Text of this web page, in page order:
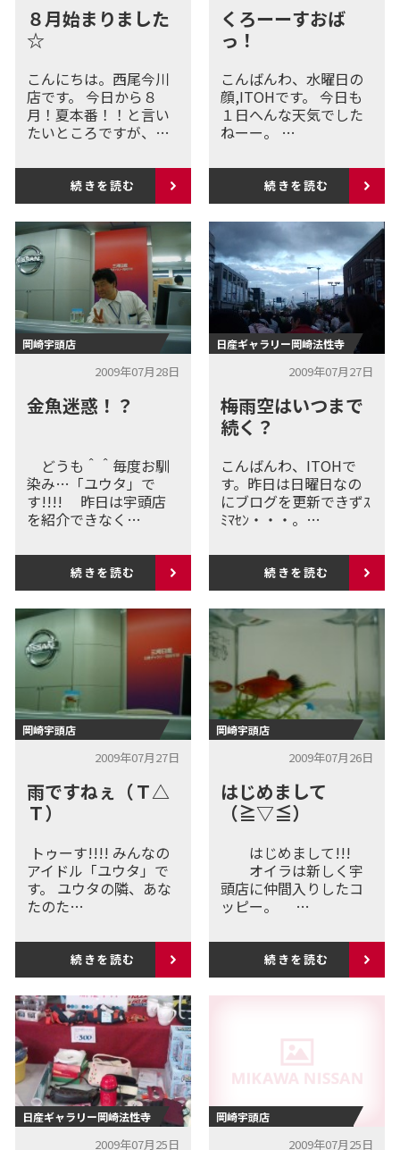
８月始まりました
☆
こんにちは。西尾今川
店です。 今日から８
月！夏本番！！と言い
たいところですが、…
続きを読む
くろーーすおば
っ！
こんばんわ、水曜日の
顔,ITOHです。 今日も
１日へんな天気でした
ねーー。 …
続きを読む
岡崎宇頭店
2009年07月28日
金魚迷惑！？
どうも＾＾毎度お馴
染み…「ユウタ」で
す!!!! 昨日は宇頭店
を紹介できなく…
続きを読む
日産ギャラリー岡崎法性寺
2009年07月27日
梅雨空はいつまで
続く？
こんばんわ、ITOHで
す。昨日は日曜日なの
にブログを更新できずｽ
ﾐﾏｾﾝ・・・。…
続きを読む
岡崎宇頭店
2009年07月27日
雨ですねぇ（Ｔ△
Ｔ）
トゥーす!!!! みんなの
アイドル「ユウタ」で
す。 ユウタの隣、あな
たのた…
続きを読む
岡崎宇頭店
2009年07月26日
はじめまして
（≧▽≦）
はじめまして!!!
オイラは新しく宇
頭店に仲間入りしたコ
ッピー。 …
続きを読む
日産ギャラリー岡崎法性寺
2009年07月25日
岡崎宇頭店
2009年07月25日